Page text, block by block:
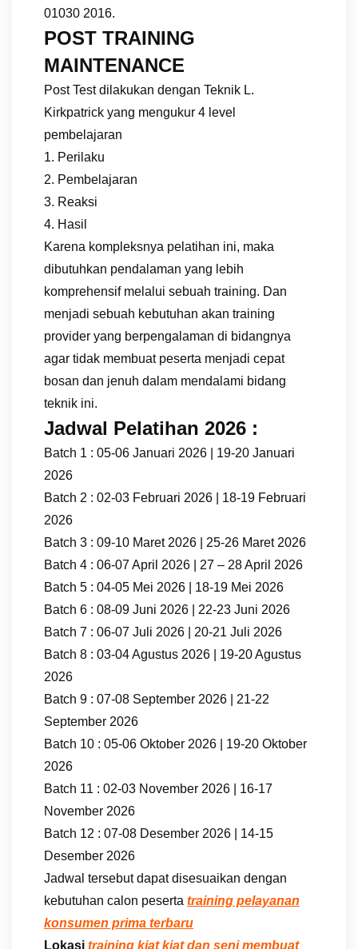
01030 2016.
POST TRAINING
MAINTENANCE
Post Test dilakukan dengan Teknik L.
Kirkpatrick yang mengukur 4 level
pembelajaran
1. Perilaku
2. Pembelajaran
3. Reaksi
4. Hasil
Karena kompleksnya pelatihan ini, maka
dibutuhkan pendalaman yang lebih
komprehensif melalui sebuah training. Dan
menjadi sebuah kebutuhan akan training
provider yang berpengalaman di bidangnya
agar tidak membuat peserta menjadi cepat
bosan dan jenuh dalam mendalami bidang
teknik ini.
Jadwal Pelatihan 2026 :
Batch 1 : 05-06 Januari 2026 | 19-20 Januari
2026
Batch 2 : 02-03 Februari 2026 | 18-19 Februari
2026
Batch 3 : 09-10 Maret 2026 | 25-26 Maret 2026
Batch 4 : 06-07 April 2026 | 27 – 28 April 2026
Batch 5 : 04-05 Mei 2026 | 18-19 Mei 2026
Batch 6 : 08-09 Juni 2026 | 22-23 Juni 2026
Batch 7 : 06-07 Juli 2026 | 20-21 Juli 2026
Batch 8 : 03-04 Agustus 2026 | 19-20 Agustus
2026
Batch 9 : 07-08 September 2026 | 21-22
September 2026
Batch 10 : 05-06 Oktober 2026 | 19-20 Oktober
2026
Batch 11 : 02-03 November 2026 | 16-17
November 2026
Batch 12 : 07-08 Desember 2026 | 14-15
Desember 2026
Jadwal tersebut dapat disesuaikan dengan
kebutuhan calon peserta training pelayanan
konsumen prima terbaru
Lokasi training kiat kiat dan seni membuat